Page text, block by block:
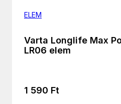
ELEM
Varta Longlife Max
LR06 elem
1 590 Ft